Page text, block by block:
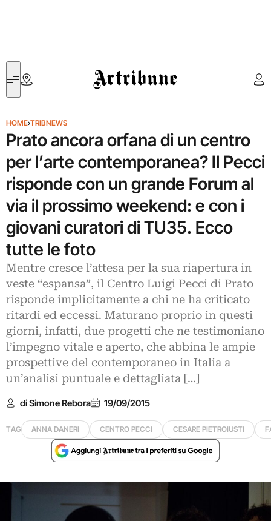
Artribune
HOME›TRIBNEWS
Prato ancora orfana di un centro
per l’arte contemporanea? Il Pecci
risponde con un grande Forum al
via il prossimo weekend: e con i
giovani curatori di TU35. Ecco
tutte le foto
Mentre cresce l’attesa per la sua riapertura in
veste “espansa”, il Centro Luigi Pecci di Prato
risponde implicitamente a chi ne ha criticato
ritardi ed eccessi. Maturano proprio in questi
giorni, infatti, due progetti che ne testimoniano
l’impegno vitale e aperto, che abbina le ampie
prospettive del contemporaneo in Italia a
un’analisi puntuale e dettagliata […]
di Simone Rebora 19/09/2015
TAG ANNA DANERI CENTRO PECCI CESARE PIETROIUSTI